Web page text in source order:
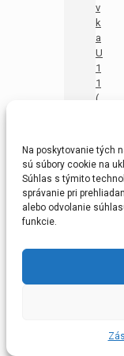
Na poskytovanie tých
sú súbory cookie na
Súhlas s týmito
správanie pri
alebo odvolanie
funkcie.
v
k
a
U
1
1
(
A
1
)
B
F
r